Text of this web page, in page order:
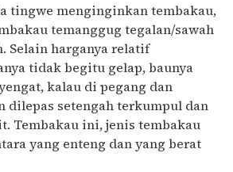
tingwe menginginkan tembakau,
temanggug tegalan/sawah
Selain harganya relatif
tidak begitu gelap, baunya
kalau di pegang dan
dilepas setengah terkumpul dan
Tembakau ini, jenis tembakau
yang enteng dan yang berat